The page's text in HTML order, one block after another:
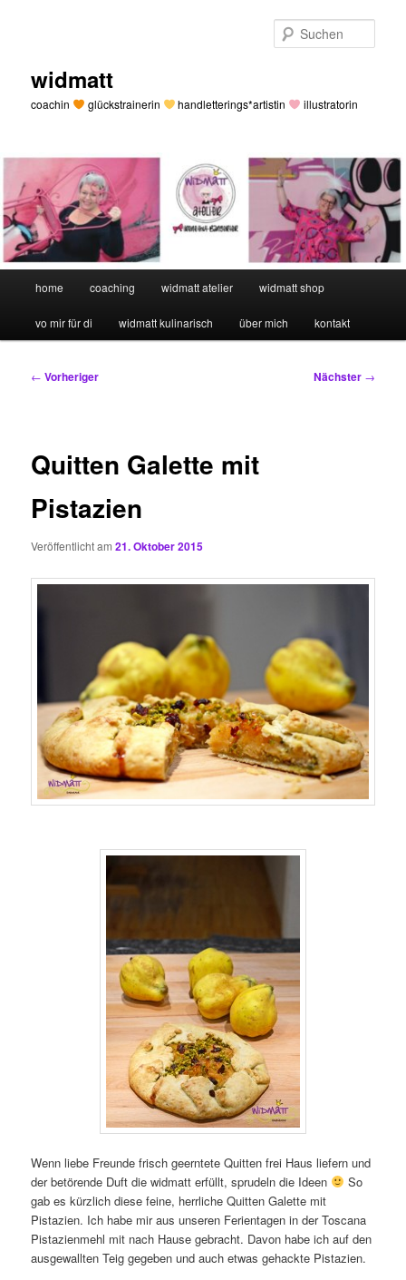
widmatt
coachin glückstrainerin handletterings*artistin illustratorin
home coaching widmatt atelier widmatt shop
vo mir für di widmatt kulinarisch über mich kontakt
Beitragsnavigation
← Vorheriger Nächster →
Quitten Galette mit
Pistazien
Veröffentlicht am21. Oktober 2015
Wenn liebe Freunde frisch geerntete Quitten frei Haus liefern und
der betörende Duft die widmatt erfüllt, sprudeln die Ideen
So
gab es kürzlich diese feine, herrliche Quitten Galette mit
Pistazien. Ich habe mir aus unseren Ferientagen in der Toscana
Pistazienmehl mit nach Hause gebracht. Davon habe ich auf den
ausgewallten Teig gegeben und auch etwas gehackte Pistazien.